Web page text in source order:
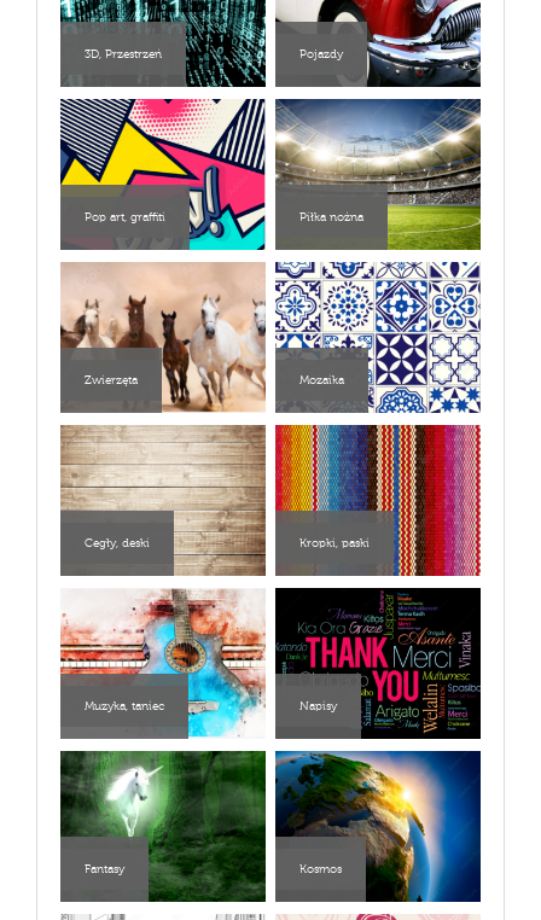
3D, Przestrzeń Pojazdy
Pop art, graffiti Piłka nożna
Zwierzęta Mozaika
Cegły, deski Kropki, paski
Muzyka, taniec Napisy
Fantasy Kosmos